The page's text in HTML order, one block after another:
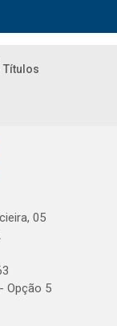
Títulos
05
Opção 5